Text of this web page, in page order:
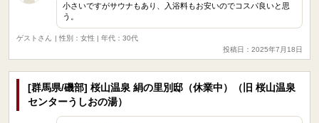
小さいですがサウナもあり、入浴料もお安いのでコスパ良いと思
う。
ゲストさん
| 性別：女性 | 年代：30代
投稿日：2025年7月18日
[群馬県/磯部] 桜山温泉 絹の里別邸（休業中）（旧 桜山温泉
センターうしおの湯）